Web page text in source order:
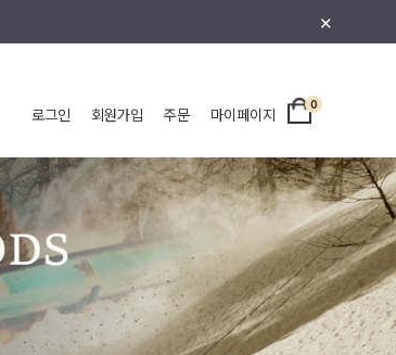
×
로그인 회원가입 주문 마이페이지
0